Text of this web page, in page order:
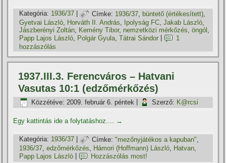
Kategória: 1936/37 | Címke: 1936/37 ,büntető (értékesí­tett)
Gyetvai László, Horváth II. András, Ipolyság FC,Jakab László,
Jászberényi Zoltán, Kemény Tibor, nemzetközi mérkőzés,öngól ,
Papp Lajos László Polgár Gyula ,Tátrai Sándor
1
hozzászólás
1937.III.3. Ferencváros – Hatvani
Vasutas 10:1 (edzőmérkőzés)
Közzétéve: 2009. február 6. péntek Szerző: K@rcsi
Egy kattintás ide a folytatáshoz.... →
Kategória: 1936/37 | Címke: "mezőnyjátékos a kapuban"
1936/37,edzőmérkőzés, Hámori (Hoffmann) László, Hatvan,
Papp Lajos László
Hozzászólás most!